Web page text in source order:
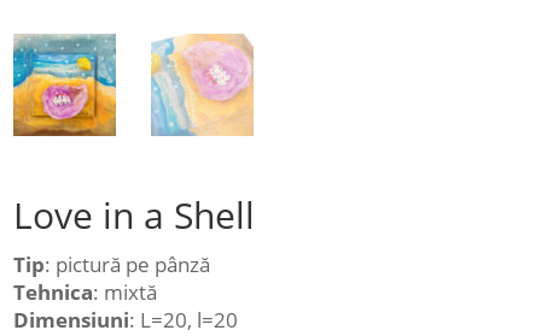
Love in a Shell
Tip: pictură pe pânză
Tehnica: mixtă
Dimensiuni: L=20, l=20